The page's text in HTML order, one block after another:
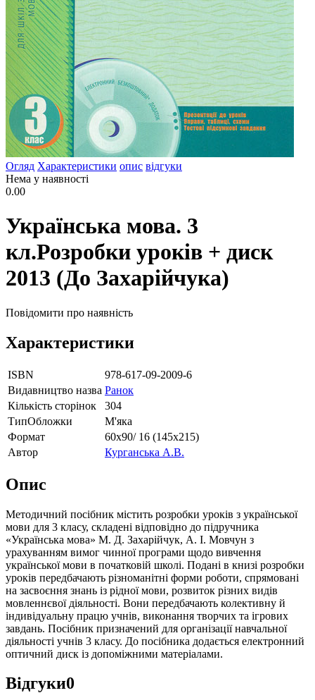
Огляд Характеристики опис відгуки
Нема у наявності
0.00
Українська мова. 3
кл.Розробки уроків + диск
2013 (До Захарійчука)
Повідомити про наявність
Характеристики
ISBN
978-617-09-2009-6
Видавництво назва Ранок
Кількість сторінок
304
ТипОбложки
М'яка
Формат
60х90/ 16 (145х215)
Автор
Курганська А.В.
Опис
Методичний посібник містить розробки уроків з української
мови для 3 класу, складені відповідно до підручника
«Українська мова» М. Д. Захарійчук, А. І. Мовчун з
урахуванням вимог чинної програми щодо вивчення
української мови в початковій школі. Подані в книзі розробки
уроків передбачають різноманітні форми роботи, спрямовані
на засвоєння знань із рідної мови, розвиток різних видів
мовленнєвої діяльності. Вони передбачають колективну й
індивідуальну працю учнів, виконання творчих та ігрових
завдань. Посібник призначений для організації навчальної
діяльності учнів 3 класу. До посібника додається електронний
оптичний диск із допоміжними матеріалами.
Відгуки0